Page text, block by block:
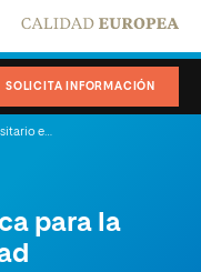
SOLICITA INFORMACIÓN
para la